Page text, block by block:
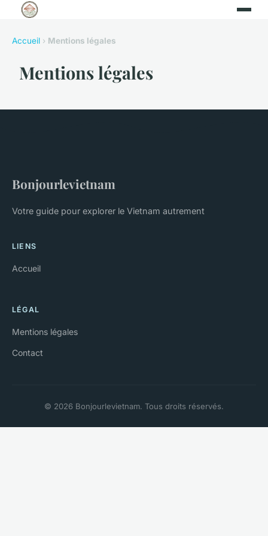
Accueil › Mentions légales
Mentions légales
Bonjourlevietnam
Votre guide pour explorer le Vietnam autrement
LIENS
Accueil
LÉGAL
Mentions légales
Contact
© 2026 Bonjourlevietnam. Tous droits réservés.